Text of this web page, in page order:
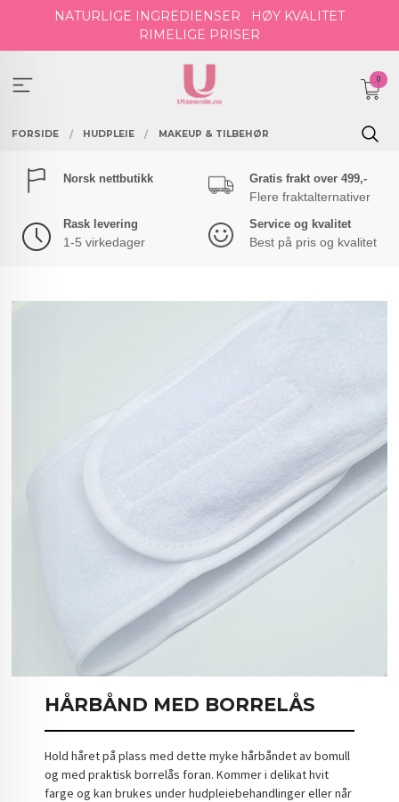
NATURLIGE INGREDIENSER
HØY KVALITET
RIMELIGE PRISER
0
FORSIDE HUDPLEIE MAKEUP & TILBEHØR
Norsk nettbutikk Gratis frakt over 499,-
Flere fraktalternativer
Rask levering
1-5 virkedager
Service og kvalitet
Best på pris og kvalitet
HÅRBÅND MED BORRELÅS
Hold håret på plass med dette myke hårbåndet av bomull
og med praktisk borrelås foran. Kommer i delikat hvit
farge og kan brukes under hudpleiebehandlinger eller når